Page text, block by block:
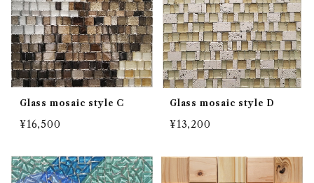
Glass mosaic style C
¥16,500
Glass mosaic style D
¥13,200